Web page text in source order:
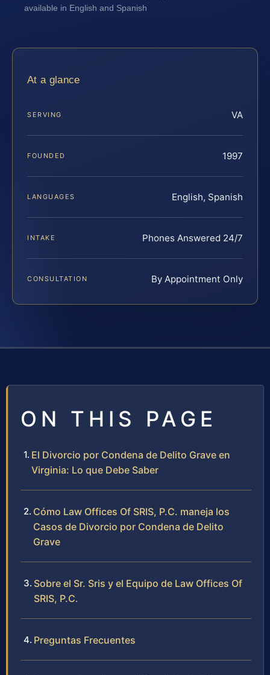
available in English and Spanish
At a glance
SERVING VA
FOUNDED 1997
LANGUAGES English, Spanish
INTAKE Phones Answered 24/7
CONSULTATION By Appointment Only
ON THIS PAGE
El Divorcio por Condena de Delito Grave en
Virginia: Lo que Debe Saber
Cómo Law Offices Of SRIS, P.C. maneja los
Casos de Divorcio por Condena de Delito
Grave
Sobre el Sr. Sris y el Equipo de Law Offices Of
SRIS, P.C.
Preguntas Frecuentes